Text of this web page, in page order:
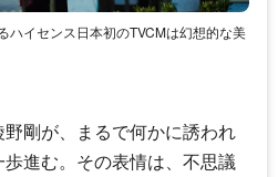
ハイセンス日本初のTVCMは幻想的な美
野剛が、まるで何かに誘われ
進む。その表情は、不思議